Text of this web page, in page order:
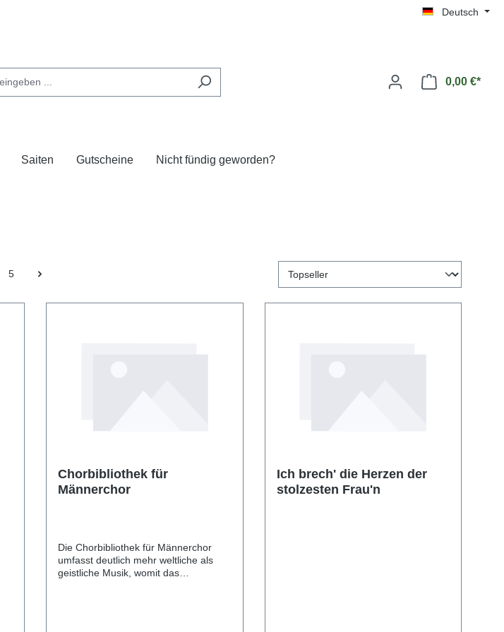
Deutsch
0,00 €*
Saiten Gutscheine Nicht fündig geworden?
5
Chorbibliothek für
Männerchor
Die Chorbibliothek für Männerchor
umfasst deutlich mehr weltliche als
geistliche Musik, womit das
Ich brech' die Herzen der
stolzesten Frau'n